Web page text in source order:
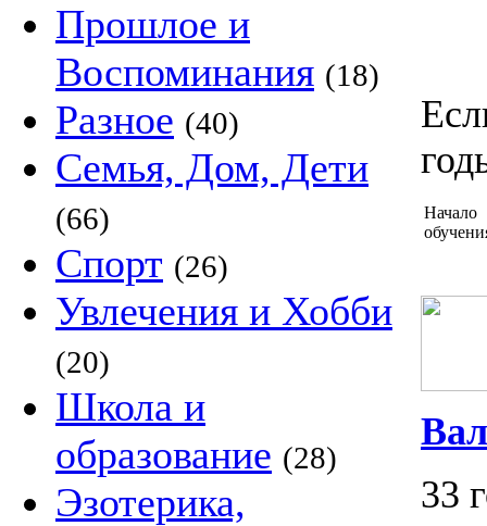
Прошлое и
Воспоминания (18)
Разное (40)
Семья, Дом, Дети
(66)
Спорт (26)
Увлечения и Хобби
(20)
Школа и
образование (28)
Эзотерика,
Начало
33